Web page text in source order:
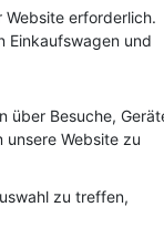
21
Teenager
hop
Reportage
(soleil)
enfants
Website erforderlich.
Einkaufswagen und
über Besuche,
Website zu
zu treffen,